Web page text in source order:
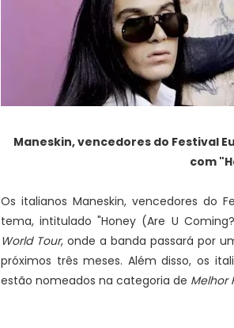
Maneskin, vencedores do Festival
com
Os italianos Maneskin, vencedores do
tema, intitulado "Honey (Are U
World Tour, onde a banda passará por
próximos três meses. Além disso, os
estão nomeados na categoria de Melhor